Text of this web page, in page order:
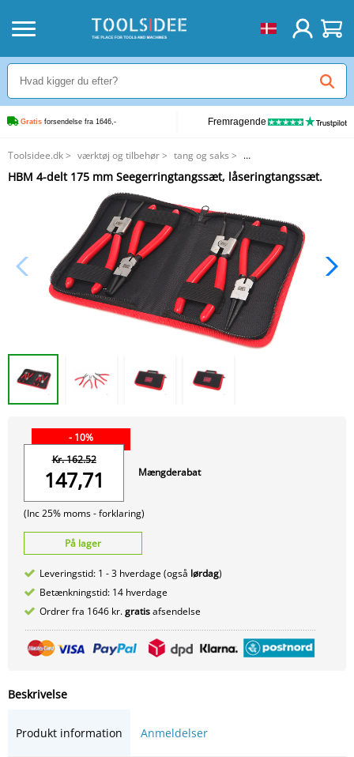
Gratis forsendelse fra 1646,- Fremragende
Toolsidee.dk> værktøj og tilbehør> tang og saks >
HBM 4-delt 175 mm Seegerringtangssæt, låseringtangssæt.
HBM 4-delt 175 mm Seegerringtangssæt, låseringtangssæt.
- 10%
Kr. 162.52
147,71
(Inc 25% moms -forklaring)
Mængderabat
På lager
Leveringstid: 1 - 3 hverdage (også lørdag)
Betænkningstid: 14 hverdage
Ordrer fra 1646 kr.gratisafsendelse
Beskrivelse
Produkt information Anmeldelser